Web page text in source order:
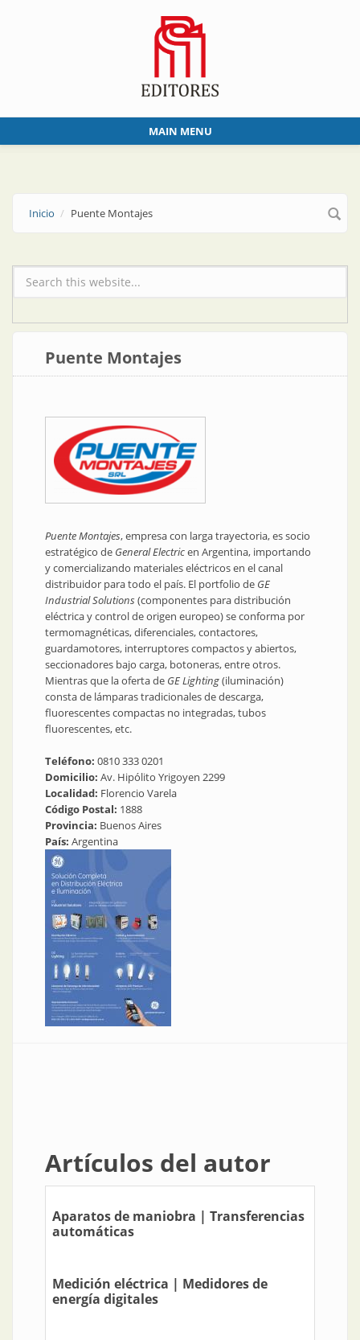
MAIN MENU
Inicio Puente Montajes
Formulario de búsqueda
Puente Montajes
Puente Montajes, empresa con larga trayectoria, es socio
estratégico de General Electricen Argentina, importando
y comercializando materiales eléctricos en el canal
distribuidor para todo el país. El portfolio de GE
Industrial Solutions(componentes para distribución
eléctrica y control de origen europeo) se conforma por
termomagnéticas, diferenciales, contactores,
guardamotores, interruptores compactos y abiertos,
seccionadores bajo carga, botoneras, entre otros.
Mientras que la oferta de GE Lighting(iluminación)
consta de lámparas tradicionales de descarga,
fluorescentes compactas no integradas, tubos
fluorescentes, etc.
Teléfono: 0810 333 0201
Domicilio: Av. Hipólito Yrigoyen 2299
Localidad: Florencio Varela
Código Postal: 1888
Provincia: Buenos Aires
País: Argentina
Artículos del autor
Aparatos de maniobra | Transferencias
automáticas
Medición eléctrica | Medidores de
energía digitales